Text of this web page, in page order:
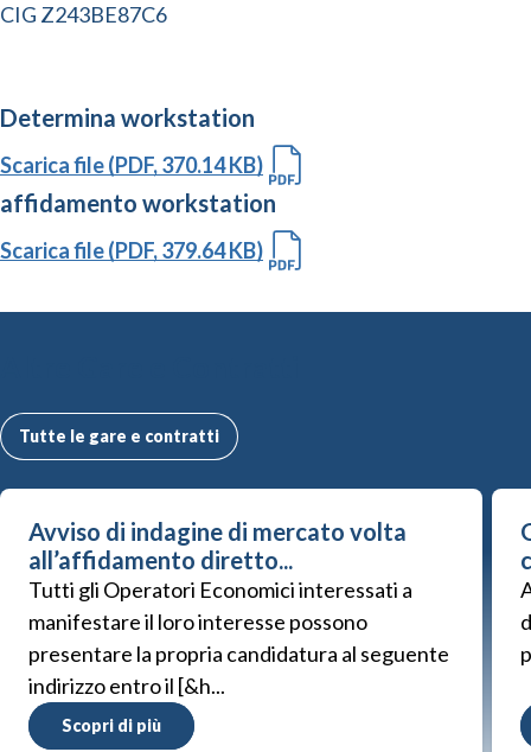
CIG Z243BE87C6
Determina workstation
Scarica file (PDF, 370.14 KB)
affidamento workstation
Scarica file (PDF, 379.64 KB)
Tutte le gare e contratti
Avviso di indagine di mercato volta
all’affidamento diretto...
Tutti gli Operatori Economici interessati a
manifestare il loro interesse possono
presentare la propria candidatura al seguente
indirizzo entro il [&h...
Scopri di più